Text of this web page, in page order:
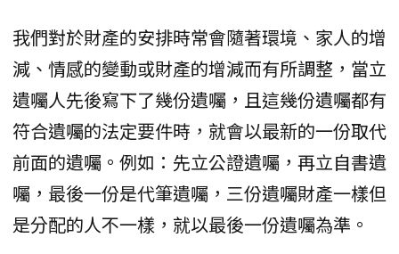
我們對於財產的安排時常會隨著環境、家人的增
減、情感的變動或財產的增減而有所調整，當立
遺囑人先後寫下了幾份遺囑，且這幾份遺囑都有
符合遺囑的法定要件時，就會以最新的一份取代
前面的遺囑。例如：先立公證遺囑，再立自書遺
囑，最後一份是代筆遺囑，三份遺囑財產一樣但
是分配的人不一樣，就以最後一份遺囑為準。